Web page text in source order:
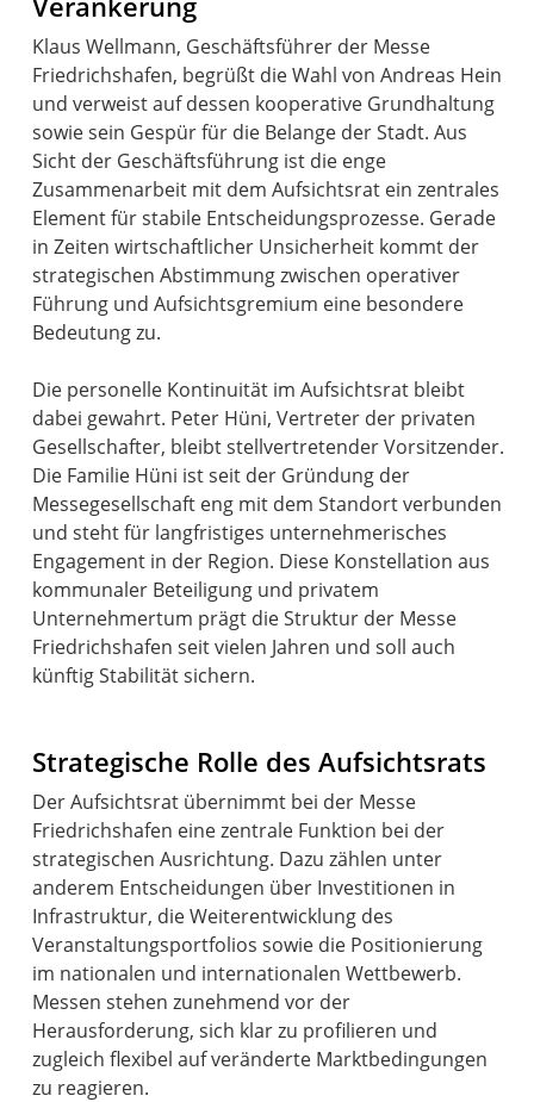
Klaus Wellmann, Geschäftsführer der Messe
Friedrichshafen, begrüßt die Wahl von Andreas Hein
und verweist auf dessen kooperative Grundhaltung
sowie sein Gespür für die Belange der Stadt. Aus
Sicht der Geschäftsführung ist die enge
Zusammenarbeit mit dem Aufsichtsrat ein zentrales
Element für stabile Entscheidungsprozesse. Gerade
in Zeiten wirtschaftlicher Unsicherheit kommt der
strategischen Abstimmung zwischen operativer
Führung und Aufsichtsgremium eine besondere
Bedeutung zu.
Die personelle Kontinuität im Aufsichtsrat bleibt
dabei gewahrt. Peter Hüni, Vertreter der privaten
Gesellschafter, bleibt stellvertretender Vorsitzender.
Die Familie Hüni ist seit der Gründung der
Messegesellschaft eng mit dem Standort verbunden
und steht für langfristiges unternehmerisches
Engagement in der Region. Diese Konstellation aus
kommunaler Beteiligung und privatem
Unternehmertum prägt die Struktur der Messe
Friedrichshafen seit vielen Jahren und soll auch
künftig Stabilität sichern.
Strategische Rolle des Aufsichtsrats
Der Aufsichtsrat übernimmt bei der Messe
Friedrichshafen eine zentrale Funktion bei der
strategischen Ausrichtung. Dazu zählen unter
anderem Entscheidungen über Investitionen in
Infrastruktur, die Weiterentwicklung des
Veranstaltungsportfolios sowie die Positionierung
im nationalen und internationalen Wettbewerb.
Messen stehen zunehmend vor der
Herausforderung, sich klar zu profilieren und
zugleich flexibel auf veränderte Marktbedingungen
zu reagieren.